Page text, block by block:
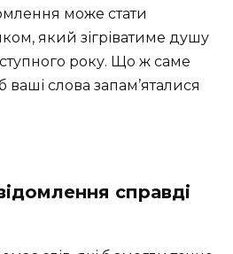
може стати
який зігріватиме душу
року. Що ж саме
слова запам’яталися
справді